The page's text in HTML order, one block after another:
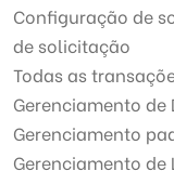
Configuração de
de solicitação
Todas as
Gerenciamento de
Gerenciamento
Gerenciamento de